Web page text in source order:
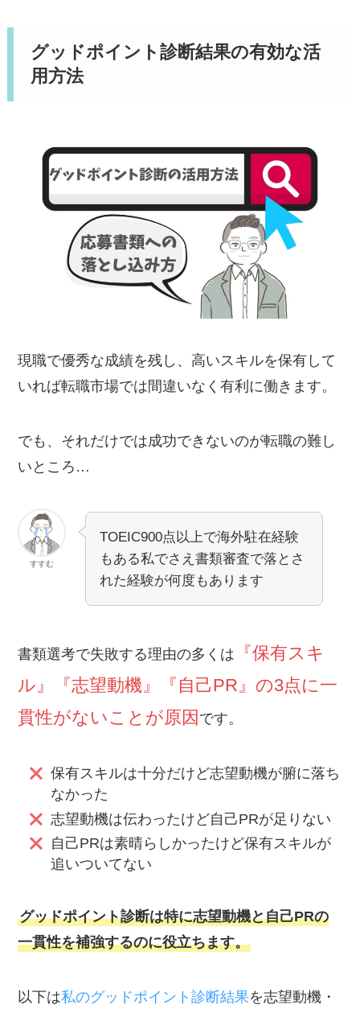
グッドポイント診断結果の有効な活
用方法
現職で優秀な成績を残し、高いスキルを保有して
いれば転職市場では間違いなく有利に働きます。
でも、それだけでは成功できないのが転職の難し
いところ…
すすむ
TOEIC900点以上で海外駐在経験
もある私でさえ書類審査で落とさ
れた経験が何度もあります
書類選考で失敗する理由の多くは
『保有スキ
ル』『志望動機』『自己PR』の3点に一
貫性がないことが原因 です。
保有スキルは十分だけど志望動機が腑に落ち
なかった
志望動機は伝わったけど自己PRが足りない
自己PRは素晴らしかったけど保有スキルが
追いついてない
グッドポイント診断は特に志望動機と自己PRの
一貫性を補強するのに役立ちます。
以下は私のグッドポイント診断結果を志望動機・